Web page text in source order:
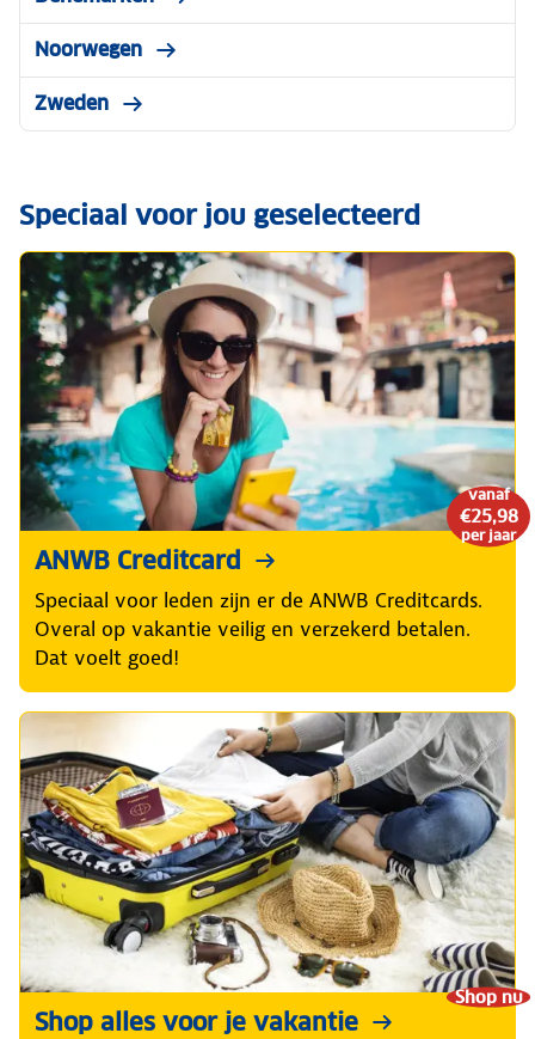
Noorwegen
Zweden
Speciaal voor jou geselecteerd
vanaf
€25,98
per jaar
ANWB Creditcard
Speciaal voor leden zijn er de ANWB Creditcards.
Overal op vakantie veilig en verzekerd betalen.
Dat voelt goed!
Shop nu
Shop alles voor je vakantie